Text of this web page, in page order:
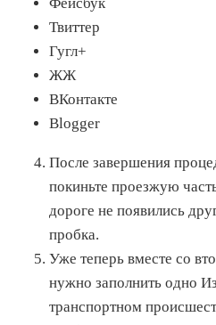
Фейсбук
Твиттер
Гугл+
ЖЖ
ВКонтакте
Blogger
После завершения
покиньте проезжую
дороге не появились
пробка.
Уже теперь вместе со
нужно заполнить одно
транспортном